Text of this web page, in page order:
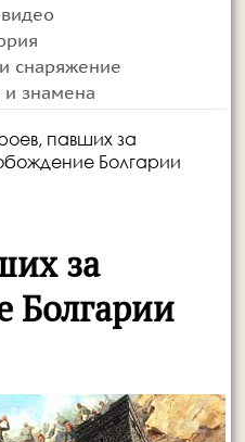
снаряжение
знамена
павших за
Болгарии
за
Болгарии